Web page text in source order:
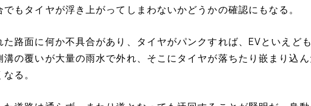
もタイヤが浮き上がってしまわないかどうかの確認にもなる。
路面に何か不具合があり、タイヤがパンクすれば、EVといえど
溝の覆いが大量の雨水で外れ、そこにタイヤが落ちたり嵌まり込
る。